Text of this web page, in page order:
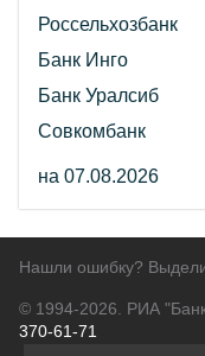
Россельхозбанк
Банк Инго
Банк Уралсиб
Совкомбанк
на 07.08.2026
Нашли ошибку?
© 1994-2026. РИА
370-61-71